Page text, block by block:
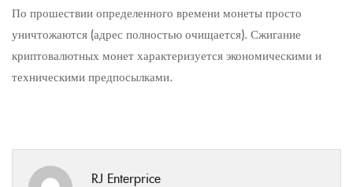
По прошествии определенного времени монеты просто
уничтожаются (адрес полностью очищается). Сжигание
криптовалютных монет характеризуется экономическими и
техническими предпосылками.
RJ Enterprice